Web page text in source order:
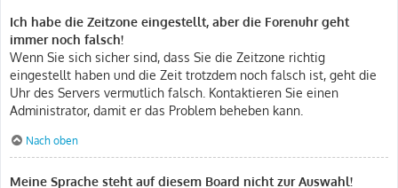
Ich habe die Zeitzone eingestellt, aber die Forenuhr geht
immer noch falsch!
Wenn Sie sich sicher sind, dass Sie die Zeitzone richtig
eingestellt haben und die Zeit trotzdem noch falsch ist, geht die
Uhr des Servers vermutlich falsch. Kontaktieren Sie einen
Administrator, damit er das Problem beheben kann.
Nach oben
Meine Sprache steht auf diesem Board nicht zur Auswahl!